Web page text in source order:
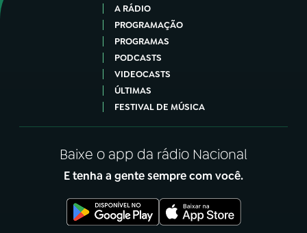
A RÁDIO
PROGRAMAÇÃO
PROGRAMAS
PODCASTS
VIDEOCASTS
ÚLTIMAS
FESTIVAL DE MÚSICA
Baixe o app da rádio Nacional
E tenha a gente sempre com você.